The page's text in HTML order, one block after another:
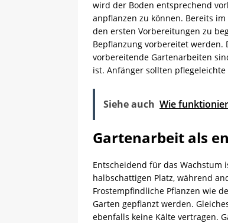
wird der Boden entsprechend
anpflanzen zu können. Bereits
den ersten Vorbereitungen zu
Bepflanzung vorbereitet
vorbereitende Gartenarbeiten
ist. Anfänger sollten
Siehe auch Wie
Gartenarbeit als
Entscheidend für das Wachstum
halbschattigen Platz, während
Frostempfindliche Pflanzen wie
Garten gepflanzt werden.
ebenfalls keine Kälte vertragen.